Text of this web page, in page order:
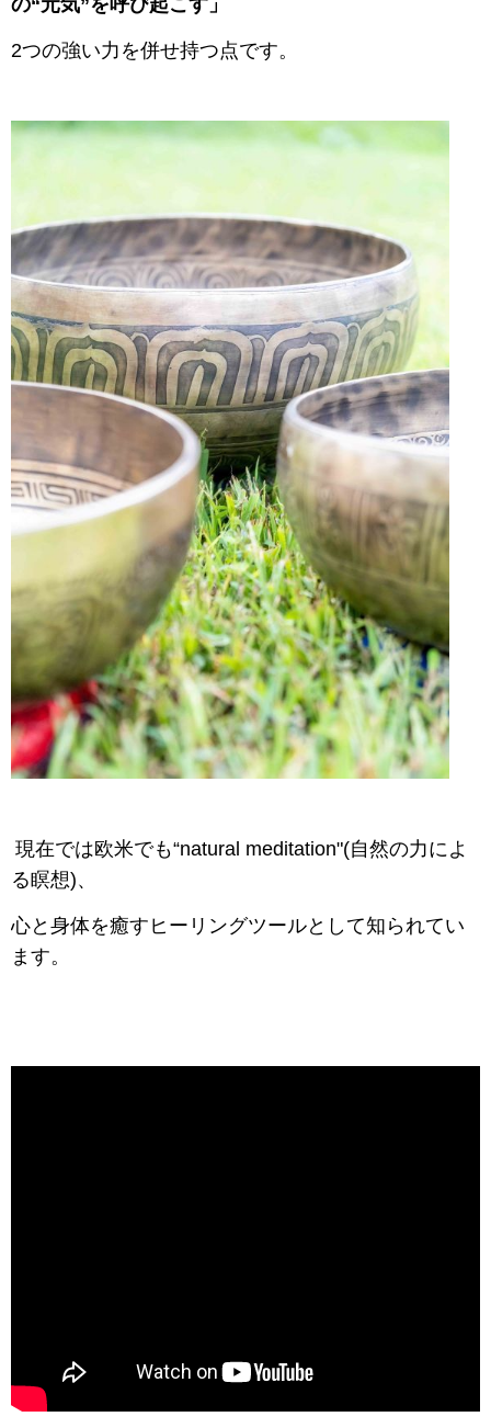
2つの強い力を併せ持つ点です。
現在では欧米でも“natural meditation"(自然の力によ
る瞑想)、
心と身体を癒すヒーリングツールとして知られてい
ます。